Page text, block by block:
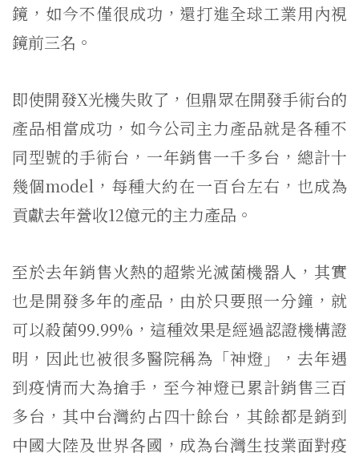
鏡，如今不僅很成功，還打進全球工業用內視
鏡前三名。
即使開發X光機失敗了，但鼎眾在開發手術台的
產品相當成功，如今公司主力產品就是各種不
同型號的手術台，一年銷售一千多台，總計十
幾個model，每種大約在一百台左右，也成為
貢獻去年營收12億元的主力產品。
至於去年銷售火熱的超紫光滅菌機器人，其實
也是開發多年的產品，由於只要照一分鐘，就
可以殺菌99.99%，這種效果是經過認證機構證
明，因此也被很多醫院稱為「神燈」，去年遇
到疫情而大為搶手，至今神燈已累計銷售三百
多台，其中台灣約占四十餘台，其餘都是銷到
中國大陸及世界各國，成為台灣生技業面對疫